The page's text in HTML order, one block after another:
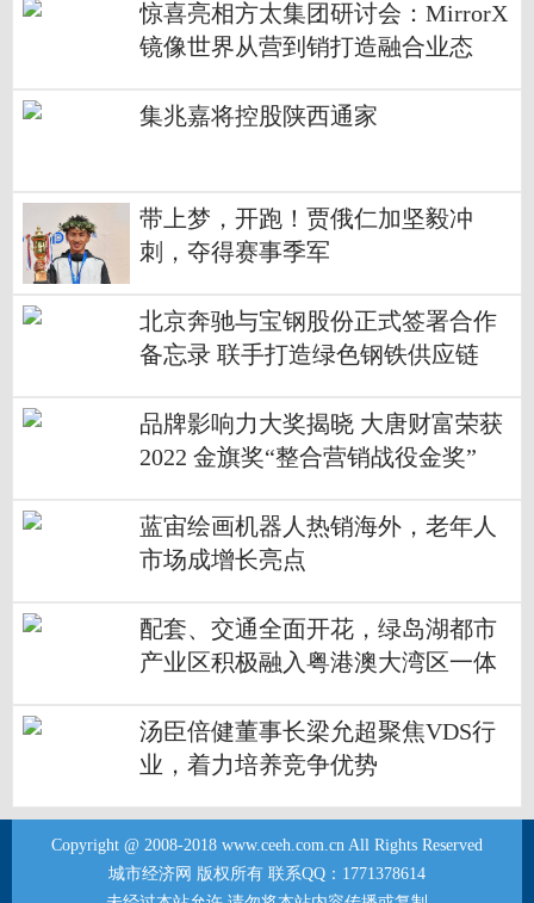
惊喜亮相方太集团研讨会：MirrorX
镜像世界从营到销打造融合业态
集兆嘉将控股陕西通家
带上梦，开跑！贾俄仁加坚毅冲
刺，夺得赛事季军
北京奔驰与宝钢股份正式签署合作
备忘录 联手打造绿色钢铁供应链
品牌影响力大奖揭晓 大唐财富荣获
2022 金旗奖“整合营销战役金奖”
蓝宙绘画机器人热销海外，老年人
市场成增长亮点
配套、交通全面开花，绿岛湖都市
产业区积极融入粤港澳大湾区一体
汤臣倍健董事长梁允超聚焦VDS行
业，着力培养竞争优势
Copyright @ 2008-2018 www.ceeh.com.cn All Rights Reserved
城市经济网 版权所有 联系QQ：1771378614